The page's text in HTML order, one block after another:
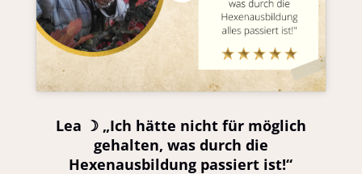
Lea ☽ „Ich hätte nicht für möglich
gehalten, was durch die
Hexenausbildung passiert ist!“